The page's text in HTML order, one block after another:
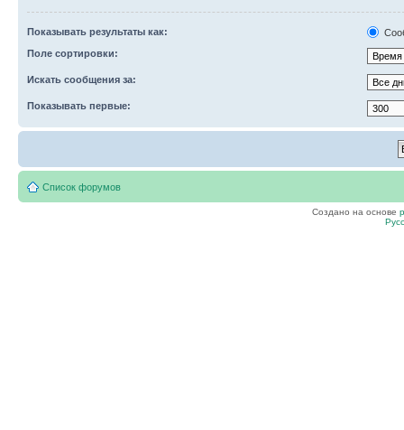
Показывать результаты как:
Поле сортировки:
Искать сообщения за:
Показывать первые:
Список форумов
Создано на основе